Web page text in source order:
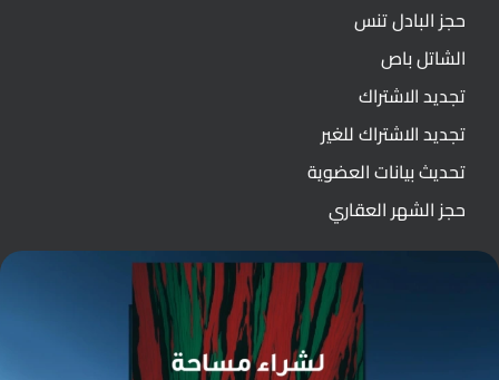
حجز البادل تنس
الشاتل باص
تجديد الاشتراك
تجديد الاشتراك للغير
تحديث بيانات العضوية
حجز الشهر العقاري